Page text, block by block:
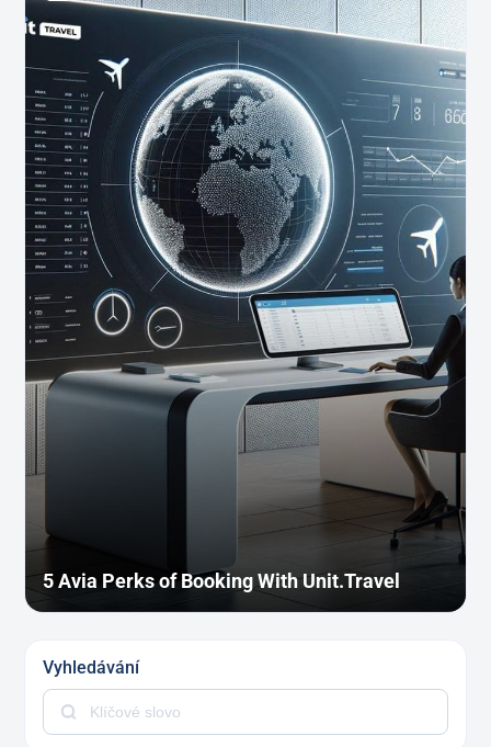
5 Avia Perks of Booking With Unit.Travel
Vyhledávání